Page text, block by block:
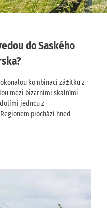
do Saského
kombinací zážitku z
mezi bizarními skalními
jednou z
prochází hned